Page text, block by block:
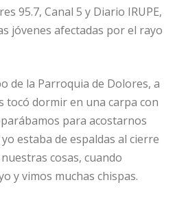
95.7, Canal 5 y Diario IRUPE,
jóvenes afectadas por el rayo
de la Parroquia de Dolores, a
tocó dormir en una carpa con
para acostarnos
estaba de espaldas al cierre
cosas, cuando
y vimos muchas chispas.